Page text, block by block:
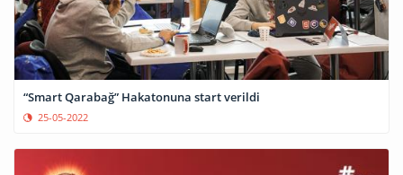
“Smart Qarabağ” Hakatonuna start verildi
25-05-2022